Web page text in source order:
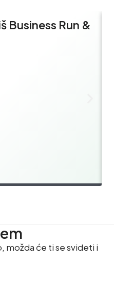
Business Run &
možda će ti se svideti i